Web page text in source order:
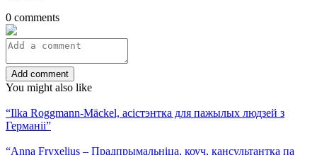
0 comments
Add comment
You might also like
“Ilka Roggmann-Mäckel, асістэнтка для пажылых людзей з
Германіі”
“Anna Fryxelius – Прадпрымальніца, коуч, кансультантка па